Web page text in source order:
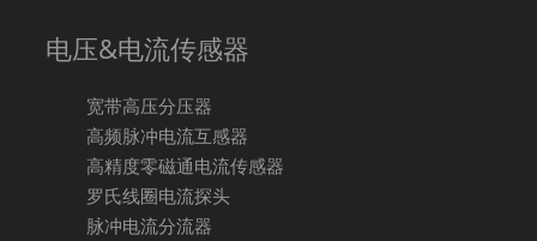
电压&电流传感器
宽带高压分压器
高频脉冲电流互感器
高精度零磁通电流传感器
罗氏线圈电流探头
脉冲电流分流器